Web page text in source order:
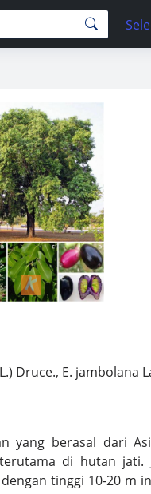
Druce., E. jambolana
yang berasal dari
di hutan jati.
tinggi 10-20 m